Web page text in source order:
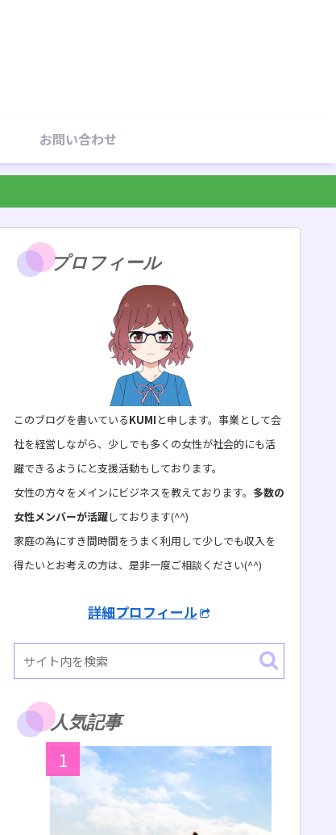
お問い合わせ
プロフィール
このブログを書いているKUMI と申します。事業として会
社を経営しながら、少しでも多くの女性が社会的にも活
躍できるようにと支援活動もしております。
女性の方々をメインにビジネスを教えております。 多数の
女性メンバーが活躍しております(^^)
家庭の為にすき間時間をうまく利用して少しでも収入を
得たいとお考えの方は、是非一度ご相談ください(^^)
詳細プロフィール
人気記事